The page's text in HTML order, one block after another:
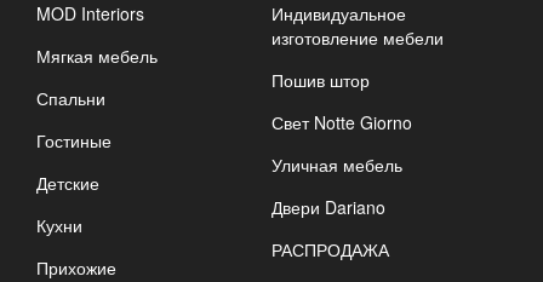
MOD Interiors
Мягкая мебель
Спальни
Гостиные
Детские
Кухни
Прихожие
Индивидуальное
изготовление мебели
Пошив штор
Свет Notte Giorno
Уличная мебель
Двери Dariano
РАСПРОДАЖА